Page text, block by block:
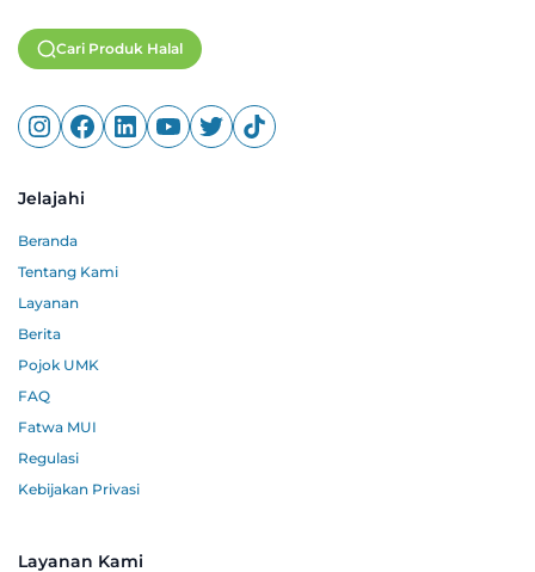
Cari Produk Halal
Jelajahi
Beranda
Tentang Kami
Layanan
Berita
Pojok UMK
FAQ
Fatwa MUI
Regulasi
Kebijakan Privasi
Layanan Kami